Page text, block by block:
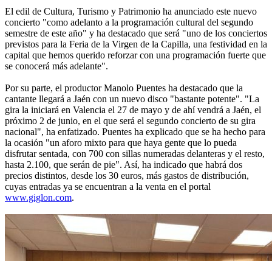
El edil de Cultura, Turismo y Patrimonio ha anunciado este nuevo
concierto "como adelanto a la programación cultural del segundo
semestre de este año" y ha destacado que será "uno de los conciertos
previstos para la Feria de la Virgen de la Capilla, una festividad en la
capital que hemos querido reforzar con una programación fuerte que
se conocerá más adelante".
Por su parte, el productor Manolo Puentes ha destacado que la
cantante llegará a Jaén con un nuevo disco "bastante potente". "La
gira la iniciará en Valencia el 27 de mayo y de ahí vendrá a Jaén, el
próximo 2 de junio, en el que será el segundo concierto de su gira
nacional", ha enfatizado. Puentes ha explicado que se ha hecho para
la ocasión "un aforo mixto para que haya gente que lo pueda
disfrutar sentada, con 700 con sillas numeradas delanteras y el resto,
hasta 2.100, que serán de pie". Así, ha indicado que habrá dos
precios distintos, desde los 30 euros, más gastos de distribución,
cuyas entradas ya se encuentran a la venta en el portal
www.giglon.com.